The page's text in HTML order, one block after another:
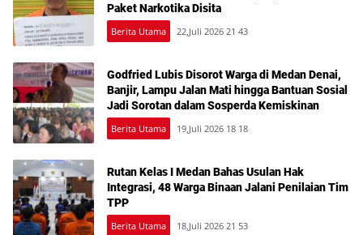
Paket Narkotika Disita
Berita Utama 22,Juli 2026 21 43
Godfried Lubis Disorot Warga di Medan Denai,
Banjir, Lampu Jalan Mati hingga Bantuan Sosial
Jadi Sorotan dalam Sosperda Kemiskinan
Berita Utama 19,Juli 2026 18 18
Rutan Kelas I Medan Bahas Usulan Hak
Integrasi, 48 Warga Binaan Jalani Penilaian Tim
TPP
Berita Utama 18,Juli 2026 21 53